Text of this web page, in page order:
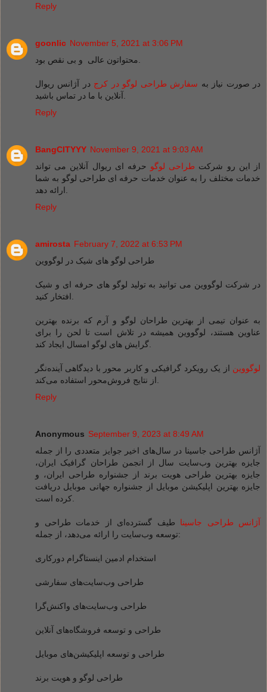
Reply
goonlic November 5, 2021 at 3:06 PM
در صورت نیاز به سفارش طراحی لوگو در کرج در آژانس ریوال
Reply
BangCITYYY November 9, 2021 at 9:03 AM
از این رو شرکت طراحی لوگو حرفه ای ریوال آنلاین می تواند
خدمات مختلف را به عنوان خدمات حرفه ای طراحی لوگو به شما
Reply
amirosta February 7, 2022 at 6:53 PM
طراحی لوگو های شیک در لوگووین
در شرکت لوگووین می توانید به تولید لوگو های حرفه ای و شیک
به عنوان تیمی از بهترین طراحان لوگو و آرم که برنده بهترین
عناوین هستند، لوگووین همیشه در تلاش است تا لحن را برای
لوگووین از یک رویکرد گرافیکی و کاربر محور با دیدگاهی آینده‌نگر
Reply
Anonymous September 9, 2023 at 8:49 AM
آژانس طراحی جاسینا در سال‌های اخیر جوایز متعددی را از جمله
جایزه بهترین وب‌سایت سال از انجمن طراحان گرافیک ایران،
جایزه بهترین طراحی هویت برند از جشنواره طراحی ایران، و
جایزه بهترین اپلیکیشن موبایل از جشنواره جهانی موبایل دریافت
آژانس طراحی جاسینا طیف گسترده‌ای از خدمات طراحی و
توسعه وب‌سایت را ارائه می‌دهد، از جمله:
استخدام ادمین اینستاگرام دورکاری
طراحی وب‌سایت‌های سفارشی
طراحی وب‌سایت‌های واکنش‌گرا
طراحی و توسعه فروشگاه‌های آنلاین
طراحی و توسعه اپلیکیشن‌های موبایل
طراحی لوگو و هویت برند